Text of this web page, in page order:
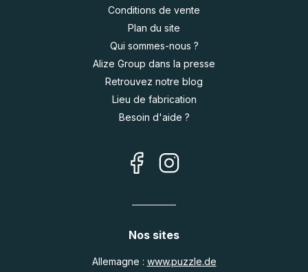
Conditions de vente
Plan du site
Qui sommes-nous ?
Alize Group dans la presse
Retrouvez notre blog
Lieu de fabrication
Besoin d'aide ?
Nos sites
Allemagne : www.puzzle.de